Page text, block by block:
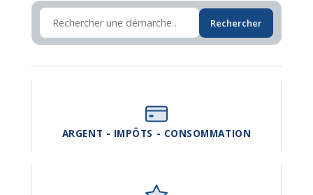
Rechercher
ARGENT - IMPÔTS - CONSOMMATION